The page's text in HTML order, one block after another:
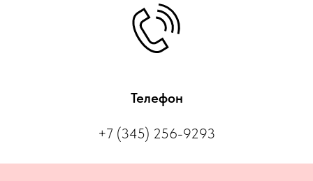
Телефон
+7 (345) 256-9293